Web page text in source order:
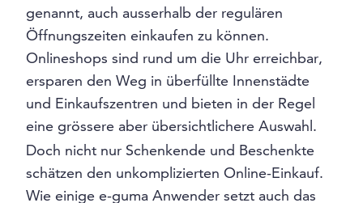
genannt, auch ausserhalb der regulären
Öffnungszeiten einkaufen zu können.
Onlineshops sind rund um die Uhr erreichbar,
ersparen den Weg in überfüllte Innenstädte
und Einkaufszentren und bieten in der Regel
eine grössere aber übersichtlichere Auswahl.
Doch nicht nur Schenkende und Beschenkte
schätzen den unkomplizierten Online-Einkauf.
Wie einige e-guma Anwender setzt auch das